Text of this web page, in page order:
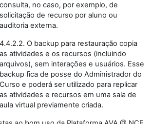
consulta, no caso, por exemplo, de
solicitação de recurso por aluno ou
auditoria externa.
4.4.2.2. O backup para restauração copia
as atividades e os recursos (incluindo
arquivos), sem interações e usuários. Esse
backup fica de posse do Administrador do
Curso e poderá ser utilizado para replicar
as atividades e recursos em uma sala de
aula virtual previamente criada.